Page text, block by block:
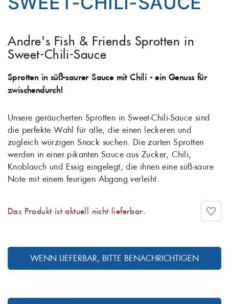
Andre's Fish & Friends Sprotten in
Sweet-Chili-Sauce
Sprotten in süß-saurer Sauce mit Chili - ein Genuss für
zwischendurch!
Unsere geräucherten Sprotten in Sweet-Chili-Sauce sind
die perfekte Wahl für alle, die einen leckeren und
zugleich würzigen Snack suchen. Die zarten Sprotten
werden in einer pikanten Sauce aus Zucker, Chili,
Knoblauch und Essig eingelegt, die ihnen eine süß-saure
Note mit einem feurigen Abgang verleiht.
Das Produkt ist aktuell nicht lieferbar.
WENN LIEFERBAR, BITTE BENACHRICHTIGEN